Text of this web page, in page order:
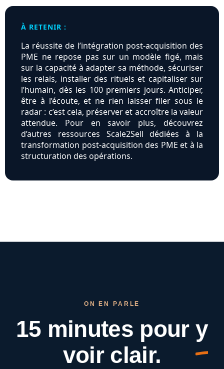
À RETENIR :
La réussite de l’intégration post-acquisition des
PME ne repose pas sur un modèle figé, mais
sur la capacité à adapter sa méthode, sécuriser
les relais, installer des rituels et capitaliser sur
l’humain, dès les 100 premiers jours. Anticiper,
être à l’écoute, et ne rien laisser filer sous le
radar : c’est cela, préserver et accroître la valeur
attendue. Pour en savoir plus, découvrez
d’autres ressources Scale2Sell dédiées à la
transformation post-acquisition des PME et à la
structuration des opérations.
ON EN PARLE
15 minutes pour y
voir clair.